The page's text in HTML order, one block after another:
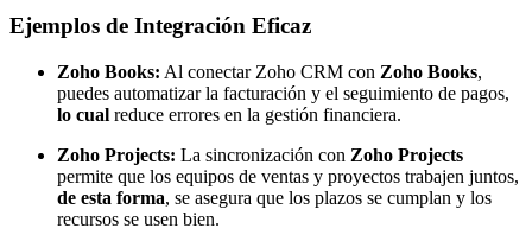
Ejemplos de Integración Eficaz
Zoho Books: Al conectar Zoho CRM con Zoho Books,
puedes automatizar la facturación y el seguimiento de pagos,
lo cual reduce errores en la gestión financiera.
Zoho Projects: La sincronización con Zoho Projects
permite que los equipos de ventas y proyectos trabajen juntos,
de esta forma, se asegura que los plazos se cumplan y los
recursos se usen bien.